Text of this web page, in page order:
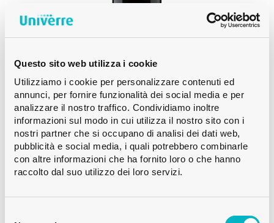
Questo sito web utilizza i cookie
Utilizziamo i cookie per personalizzare contenuti ed
annunci, per fornire funzionalità dei social media e per
analizzare il nostro traffico. Condividiamo inoltre
informazioni sul modo in cui utilizza il nostro sito con i
nostri partner che si occupano di analisi dei dati web,
pubblicità e social media, i quali potrebbero combinarle
con altre informazioni che ha fornito loro o che hanno
raccolto dal suo utilizzo dei loro servizi.
BORDOLESE
BOTTIGLIA DI VINO CETIE 600CL ANTICO
FRANÇAISE